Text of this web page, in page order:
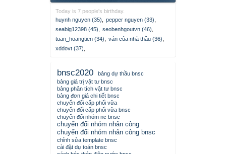
Today is 7 people's birthday.
huynh nguyen (35)
pepper nguyen (33)
seabig12398 (45)
seobenhgoutvn (46)
tuan_hoangtien (34)
ván của nhà thầu (36)
xddovt (37)
bnsc2020
bảng dự thầu bnsc
bảng giá trị vật tư bnsc
bảng phân tích vật tư bnsc
bảng đơn giá chi tiết bnsc
chuyển đổi cấp phối vữa
chuyển đổi cấp phối vữa bnsc
chuyển đổi nhóm nc bnsc
chuyển đổi nhóm nhân công
chuyển đổi nhóm nhân công bnsc
chỉnh sửa template bnsc
cài đặt dự toán bnsc